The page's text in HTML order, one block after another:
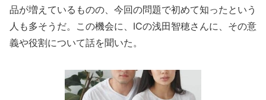
品が増えているものの、今回の問題で初めて知ったという
人も多そうだ。この機会に、ICの浅田智穂さんに、その意
義や役割について話を聞いた。